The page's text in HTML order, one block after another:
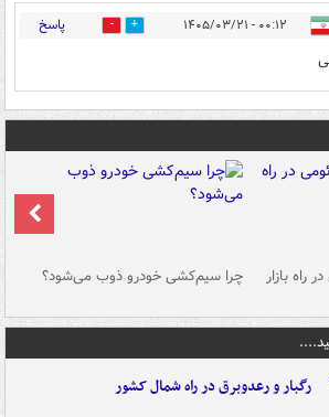
۰۰:۱۲ - ۱۴۰۵/۰۳/۲۱ 0 پاسخ
راه بازار چرا سیم‌کشی خودرو ذوب می‌شود؟
رگبار و رعدوبرق در راه شمال کشور